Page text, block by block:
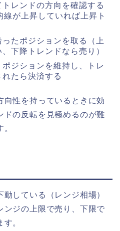
レンドの方向を確認する
線が上昇していれば上昇ト
ったポジションを取る（上
下降トレンドなら売り）
ポジションを維持し、トレ
たら決済する
向性を持っているときに効
ドの反転を見極めるのが難
している（レンジ相場）
ンジの上限で売り、下限で
。